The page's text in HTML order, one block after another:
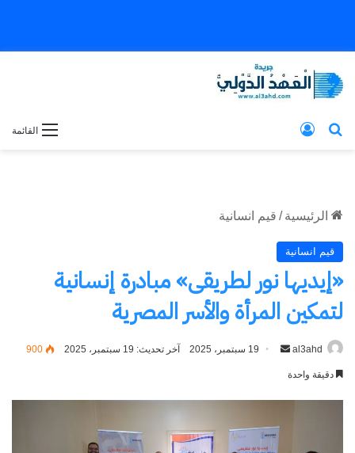
القائمة بحث عن
الرئيسية / قيم انسانية
قيم انسانية
«إيديها نور لطريقى» مبادرة إنسانية
لتمكين المرأة والأسر المصرية
al3ahd
أرسل 19 سبتمبر، 2025 آخر تحديث: 19 سبتمبر، 2025 900
دقيقة واحدة